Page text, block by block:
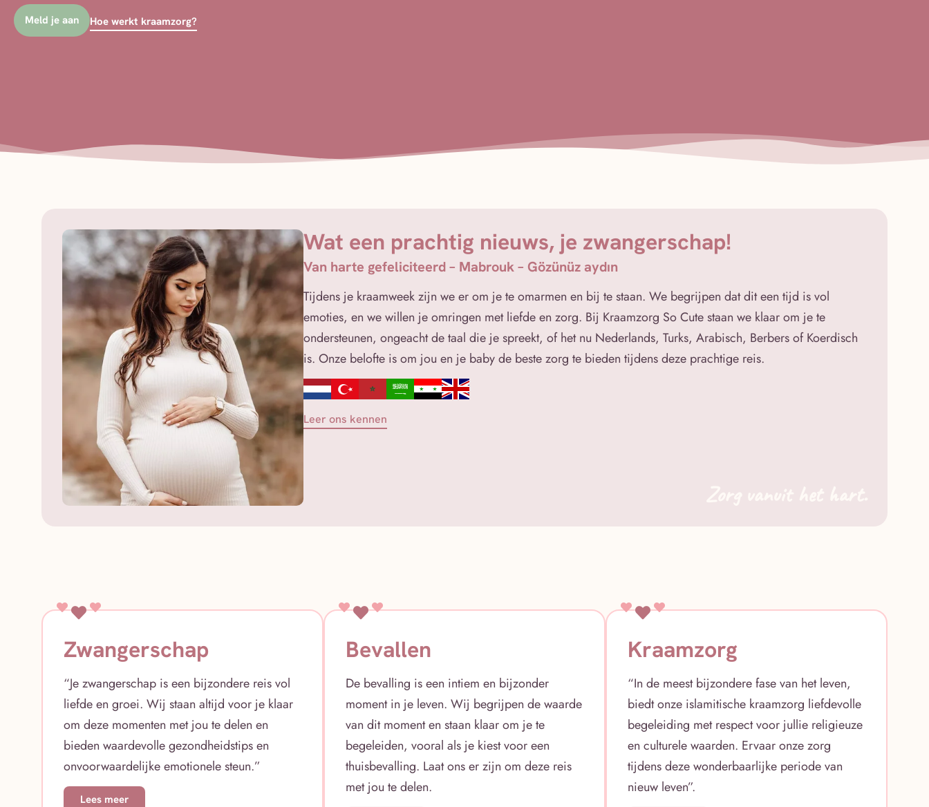
Meld je aan Hoe werkt kraamzorg?
Wat een prachtig nieuws, je zwangerschap!
Van harte gefeliciteerd – Mabrouk – Gözünüz aydın
Tijdens je kraamweek zijn we er om je te omarmen en bij te staan. We begrijpen dat dit een tijd is vol
emoties, en we willen je omringen met liefde en zorg. Bij Kraamzorg So Cute staan we klaar om je te
ondersteunen, ongeacht de taal die je spreekt, of het nu Nederlands, Turks, Arabisch, Berbers of Koerdisch
is. Onze belofte is om jou en je baby de beste zorg te bieden tijdens deze prachtige reis.
Leer ons kennen
Zwangerschap
“Je zwangerschap is een bijzondere reis vol
liefde en groei. Wij staan altijd voor je klaar
om deze momenten met jou te delen en
bieden waardevolle gezondheidstips en
onvoorwaardelijke emotionele steun.”
Lees meer
Bevallen
De bevalling is een intiem en bijzonder
moment in je leven. Wij begrijpen de waarde
van dit moment en staan klaar om je te
begeleiden, vooral als je kiest voor een
thuisbevalling. Laat ons er zijn om deze reis
met jou te delen.
Kraamzorg
“In de meest bijzondere fase van het leven,
biedt onze islamitische kraamzorg liefdevolle
begeleiding met respect voor jullie religieuze
en culturele waarden. Ervaar onze zorg
tijdens deze wonderbaarlijke periode van
nieuw leven”.